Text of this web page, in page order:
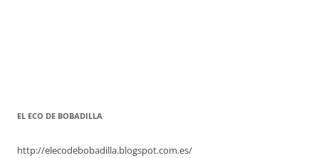
EL ECO DE BOBADILLA
http://elecodebobadilla.blogspot.com.es/